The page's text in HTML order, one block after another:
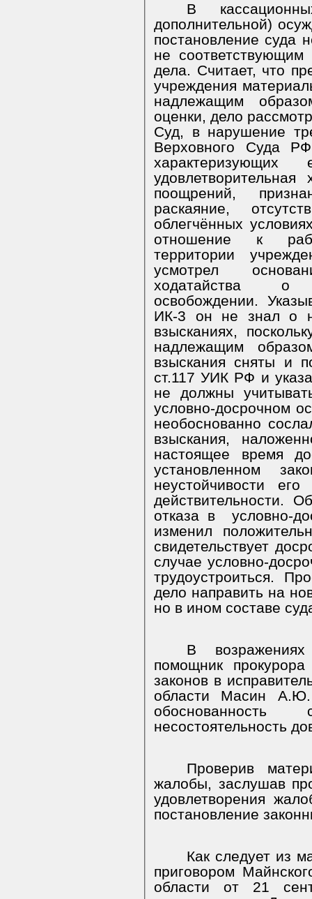
В
дополнительной)
постановление суда
не соответствующим
дела. Считает, что
учреждения
надлежащим
оценки, дело
Суд, в нарушение
Верховного Суда
удовлетворительная
поощрений,
раскаяние,
облегчённых
отношение к
территории
усмотрел
ходатайства о
освобождении.
ИК-3 он не знал о
взысканиях,
надлежащим
взыскания сняты и
ст.117 УИК РФ и
не должны
условно-досрочном
необоснованно
взыскания,
настоящее время
установленном
неустойчивости
действительности.
отказа в
условно-
изменил
свидетельствует
случае условно-
трудоустроиться. П
дело направить на
но в ином составе
В
помощник
законов в
области Масин А.Ю.
несостоятельность
Проверив
жалобы, заслушав
удовлетворения
постановление
Как следует из
приговором
области от 21